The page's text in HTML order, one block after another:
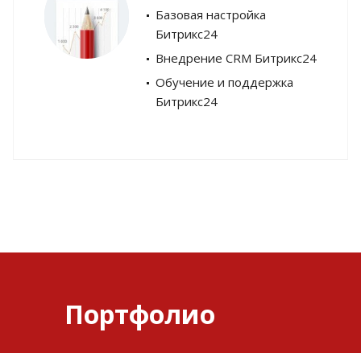
Базовая настройка
Битрикс24
Внедрение CRM Битрикс24
Обучение и поддержка
Битрикс24
Портфолио